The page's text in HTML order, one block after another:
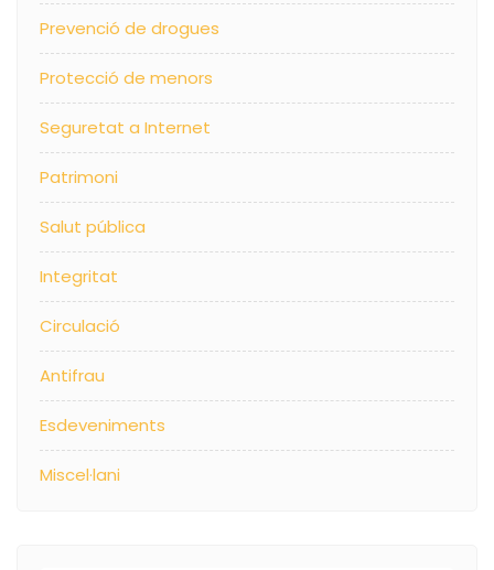
Prevenció de drogues
Protecció de menors
Seguretat a Internet
Patrimoni
Salut pública
Integritat
Circulació
Antifrau
Esdeveniments
Miscel·lani